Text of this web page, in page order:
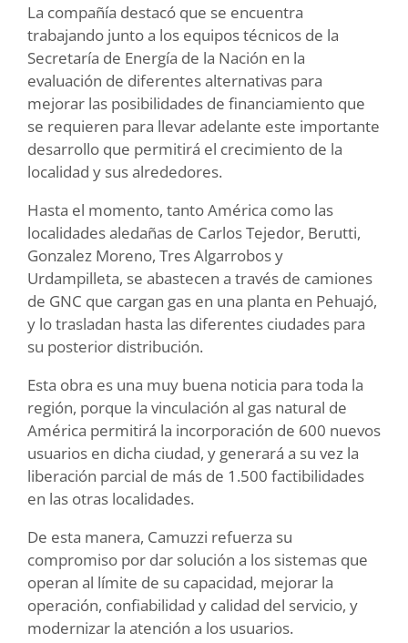
La compañía destacó que se encuentra
trabajando junto a los equipos técnicos de la
Secretaría de Energía de la Nación en la
evaluación de diferentes alternativas para
mejorar las posibilidades de financiamiento que
se requieren para llevar adelante este importante
desarrollo que permitirá el crecimiento de la
localidad y sus alrededores.
Hasta el momento, tanto América como las
localidades aledañas de Carlos Tejedor, Berutti,
Gonzalez Moreno, Tres Algarrobos y
Urdampilleta, se abastecen a través de camiones
de GNC que cargan gas en una planta en Pehuajó,
y lo trasladan hasta las diferentes ciudades para
su posterior distribución.
Esta obra es una muy buena noticia para toda la
región, porque la vinculación al gas natural de
América permitirá la incorporación de 600 nuevos
usuarios en dicha ciudad, y generará a su vez la
liberación parcial de más de 1.500 factibilidades
en las otras localidades.
De esta manera, Camuzzi refuerza su
compromiso por dar solución a los sistemas que
operan al límite de su capacidad, mejorar la
operación, confiabilidad y calidad del servicio, y
modernizar la atención a los usuarios.